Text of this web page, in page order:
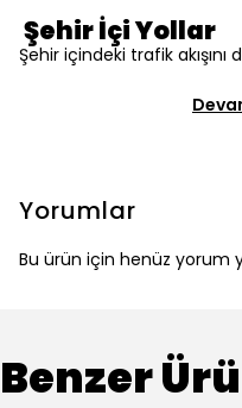
Şehir İçi Yollar
Şehir içindeki trafik
Yorumlar
Bu ürün için henüz yorum
Benzer